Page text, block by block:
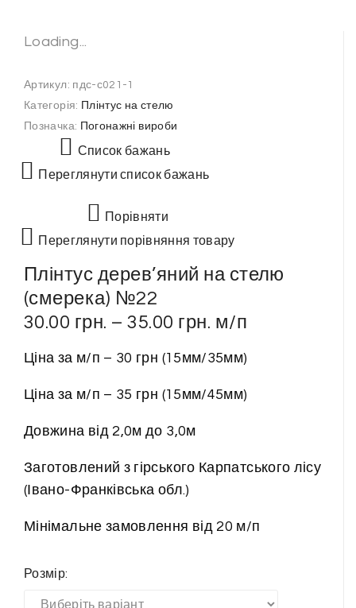
Loading...
Артикул: пдс-с021-1
Категорія:
Плінтус на стелю
Позначка:
Погонажні вироби
Список бажань
Переглянути список бажань
Порівняти
Переглянути порівняння товару
Плінтус дерев’яний на стелю
(смерека) №22
30.00 грн. –35.00 грн. м/п
Ціна за м/п – 30 грн (15мм/35мм)
Ціна за м/п – 35 грн (15мм/45мм)
Довжина від 2,0м до 3,0м
Заготовлений з гірського Карпатського лісу
(Івано-Франківська обл.)
Мінімальне замовлення від 20 м/п
Розмір: